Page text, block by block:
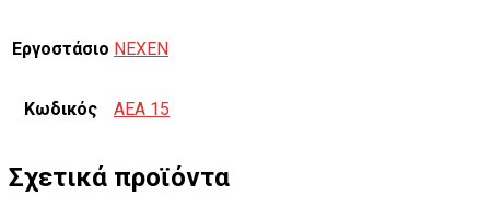
Εργοστάσιο NEXEN
Κωδικός AEA 15
Σχετικά προϊόντα